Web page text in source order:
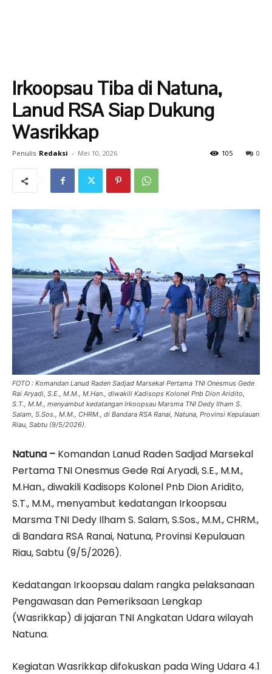
Irkoopsau Tiba di Natuna,
Lanud RSA Siap Dukung
Wasrikkap
Penulis Redaksi - Mei 10, 2026 0
105
FOTO : Komandan Lanud Raden Sadjad Marsekal Pertama TNI Onesmus Gede
Rai Aryadi, S.E., M.M., M.Han., diwakili Kadisops Kolonel Pnb Dion Aridito,
S.T., M.M., menyambut kedatangan Irkoopsau Marsma TNI Dedy Ilham S.
Salam, S.Sos., M.M., CHRM., di Bandara RSA Ranai, Natuna, Provinsi Kepulauan
Riau, Sabtu (9/5/2026).
Natuna – Komandan Lanud Raden Sadjad Marsekal
Pertama TNI Onesmus Gede Rai Aryadi, S.E., M.M.,
M.Han., diwakili Kadisops Kolonel Pnb Dion Aridito,
S.T., M.M., menyambut kedatangan Irkoopsau
Marsma TNI Dedy Ilham S. Salam, S.Sos., M.M., CHRM.,
di Bandara RSA Ranai, Natuna, Provinsi Kepulauan
Riau, Sabtu (9/5/2026).
Kedatangan Irkoopsau dalam rangka pelaksanaan
Pengawasan dan Pemeriksaan Lengkap
(Wasrikkap) di jajaran TNI Angkatan Udara wilayah
Natuna.
Kegiatan Wasrikkap difokuskan pada Wing Udara 4.1